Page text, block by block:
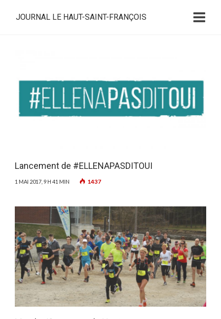
JOURNAL LE HAUT-SAINT-FRANÇOIS
Lancement de #ELLENAPASDITOUI
1 MAI 2017, 9 H 41 MIN 1437